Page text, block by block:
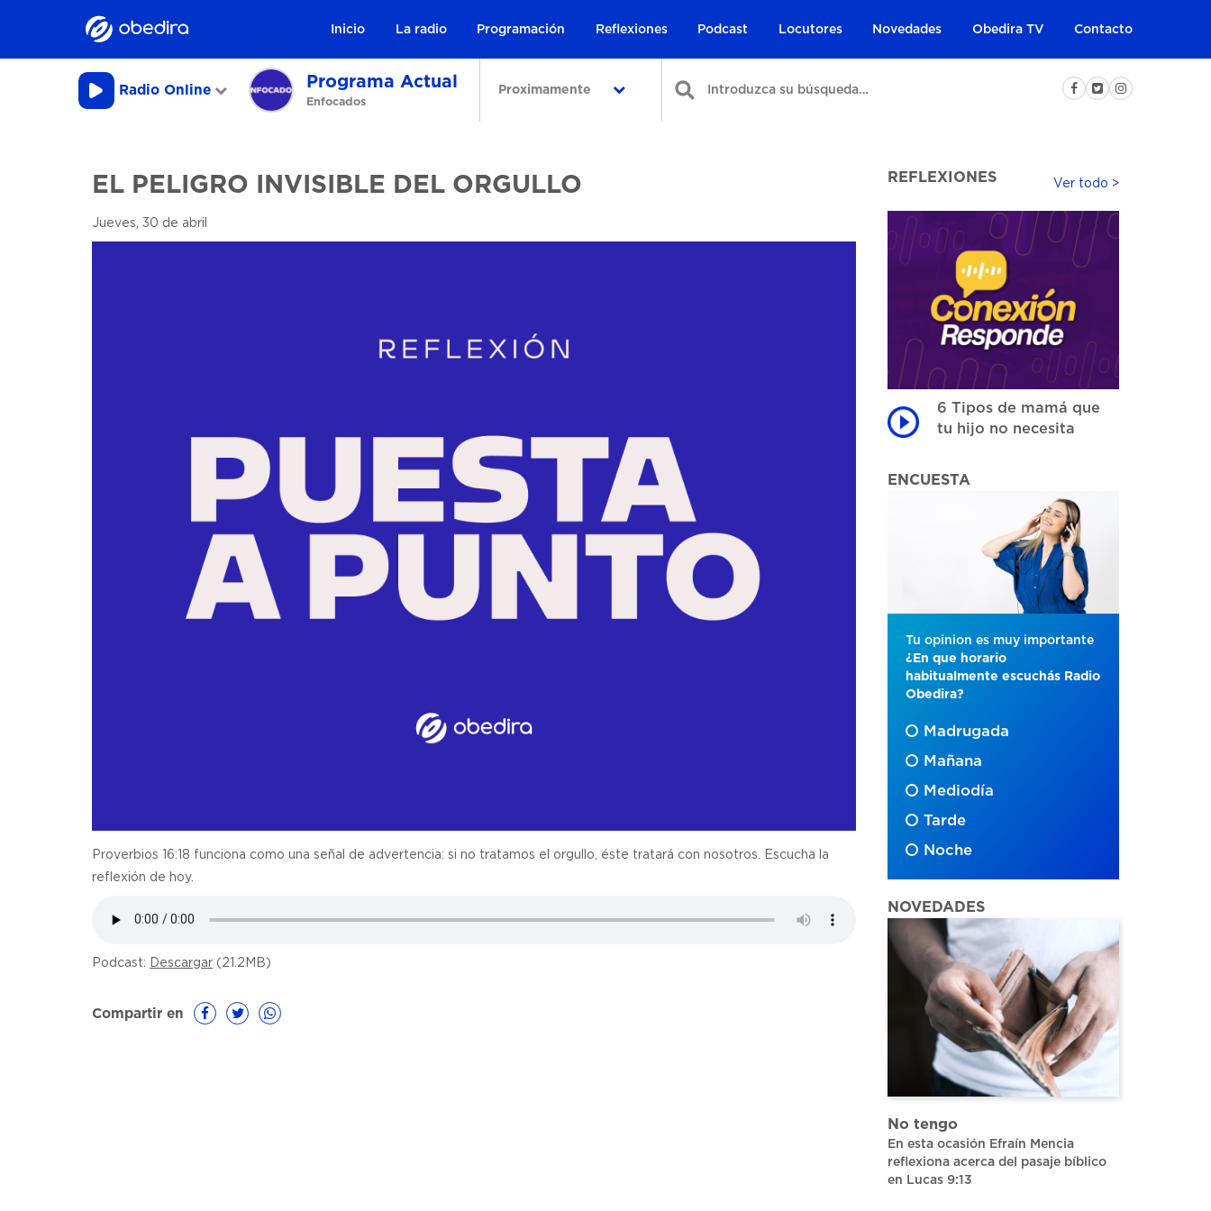
Inicio La radio Programación Reflexiones Podcast Locutores Novedades Obedira TV Contacto
Radio Online Programa Actual
Enfocados
Proximamente
EL PELIGRO INVISIBLE DEL ORGULLO
Jueves, 30 de abril
Proverbios 16:18 funciona como una señal de advertencia: si no tratamos el orgullo, éste tratará con nosotros. Escucha la
reflexión de hoy.
Podcast: Descargar (21.2MB)
Compartir en
REFLEXIONES Ver todo >
6 Tipos de mamá que
tu hijo no necesita
ENCUESTA
Tu opinion es muy importante
¿En que horario
habitualmente escuchás Radio
Obedira?
Madrugada
Mañana
Mediodía
Tarde
Noche
NOVEDADES
No tengo
En esta ocasión Efraín Mencia
reflexiona acerca del pasaje bíblico
en Lucas 9:13